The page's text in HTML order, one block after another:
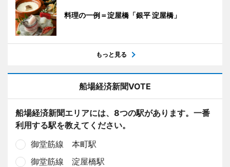
料理の一例＝淀屋橋「銀平 淀屋橋」
もっと見る
船場経済新聞VOTE
船場経済新聞エリアには、8つの駅があります。一番
利用する駅を教えてください。
御堂筋線 本町駅
御堂筋線 淀屋橋駅